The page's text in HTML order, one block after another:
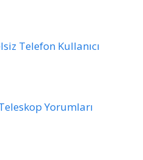
Telefon Kullanıcı
Yorumları